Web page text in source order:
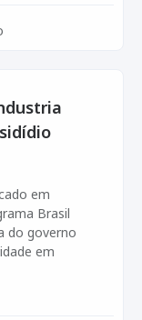
em
Brasil
do governo
em